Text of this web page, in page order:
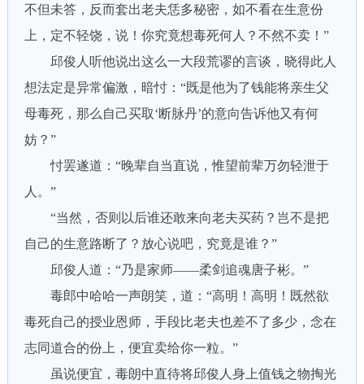
不但未答，反而套出老夫恁多秘密，如不看在生意份
上，定不轻饶，说！你究竟想毒死何人？不然不卖！”
邱俊人听他说出这么一大段荒谬的言谈，晓得此人
想法定是异常偏激，暗忖：“既是他为了钱能将亲生父
母毒死，那么自己买取‘断脉丹’的意向告诉他又有何
妨？”
忖罢遂道：“晚辈自当直说，惟望前辈万勿轻泄于
人。”
“当然，否则以后谁还敢来向老夫买药？岂不是把
自己的生意路断了？放心说吧，究竟是谁？”
邱俊人道：“乃是家师——柔剑追魂唐子彬。”
毒郎中哈哈一声朗笑，道：“高明！高明！既然欲
毒死自己的授业恩师，手段比老夫也差不了多少，念在
志同道合的份上，便宜卖给你一粒。”
虽说便宜，毒朗中直待将邱俊人身上值钱之物掏光